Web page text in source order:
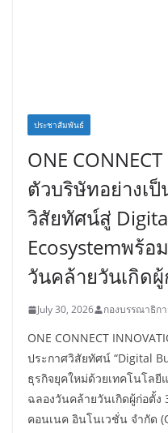
ประชาสัมพันธ์
ONE
ตัวบริษัทอย่างเ
วิสัยทัศน์สู่
Ecosystemพร้อ
วันคล้ายวันเกิด
July 30, 2026 กองบรรณาธิก
ONE CONNECT
ประกาศวิสัยทัศน์ “Digital
ธุรกิจยุคใหม่ด้วยเทคโนโล
ฉลองวันคล้ายวันเกิดผู้ก่อตั้
คอนเนค อินโนเวชั่น จำกัด